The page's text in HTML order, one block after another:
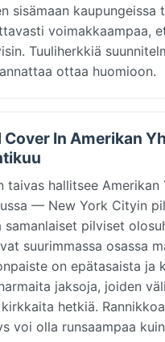
sisämaan kaupungeissa
voimakkaampaa,
Tuuliherkkiä
ottaa huomioon.
Cover In Amerikan
taivas hallitsee Amerikan
— New York Cityin
samanlaiset pilviset
suurimmassa osassa
on epätasaista ja
jaksoja, joiden
hetkiä.
voi olla runsaampaa